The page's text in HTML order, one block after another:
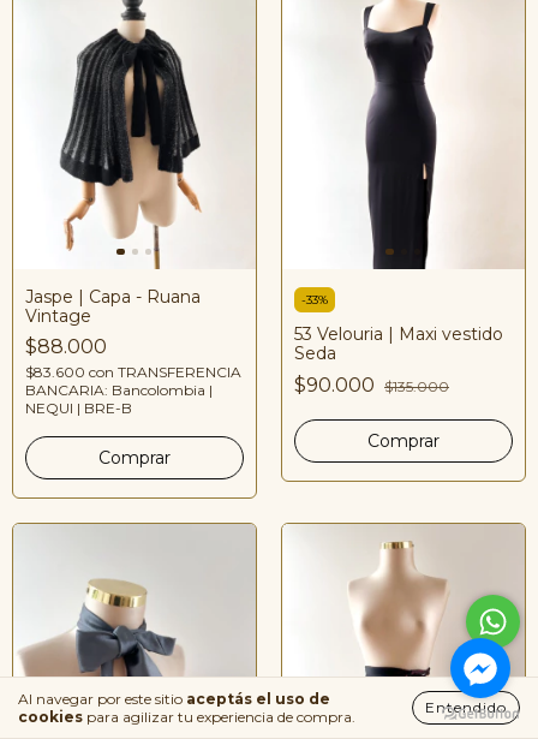
Al navegar por este sitio aceptás el uso de
cookies para agilizar tu experiencia de compra.
Entendido
Jaspe | Capa - Ruana
Vintage
$88.000
$83.600 con TRANSFERENCIA
BANCARIA: Bancolombia |
NEQUI | BRE-B
-33%
53 Velouria | Maxi vestido
Seda
$90.000 $135.000